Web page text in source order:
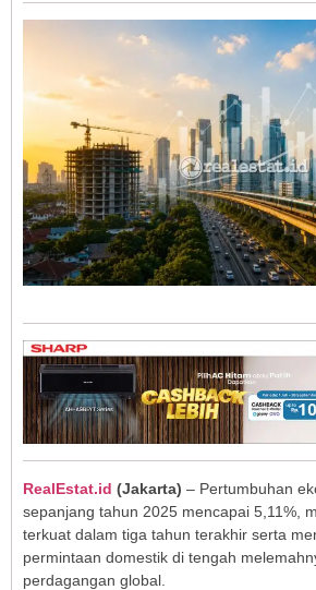
RealEstat.id (Jakarta) – Pertumbuhan
sepanjang tahun 2025 mencapai 5,11%,
terkuat dalam tiga tahun terakhir serta
permintaan domestik di tengah
perdagangan global.